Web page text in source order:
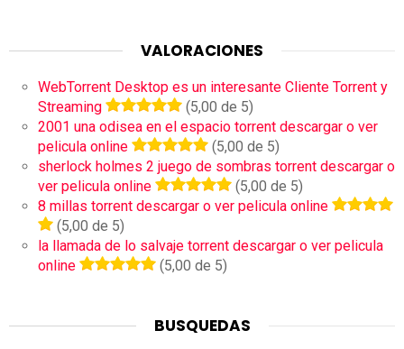
VALORACIONES
WebTorrent Desktop es un interesante Cliente Torrent y
Streaming
(5,00 de 5)
2001 una odisea en el espacio torrent descargar o ver
pelicula online
(5,00 de 5)
sherlock holmes 2 juego de sombras torrent descargar o
ver pelicula online
(5,00 de 5)
8 millas torrent descargar o ver pelicula online
(5,00 de 5)
la llamada de lo salvaje torrent descargar o ver pelicula
online
(5,00 de 5)
BUSQUEDAS